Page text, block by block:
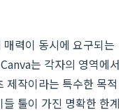
력이 동시에 요구되는
는 각자의 영역에서
제작이라는 특수한 목적
툴이 가진 명확한 한계